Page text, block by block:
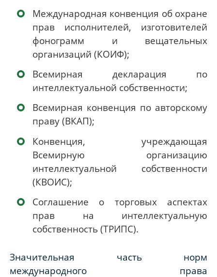
Международная конвенция об охране
прав исполнителей, изготовителей
фонограмм и вещательных
организаций (КОИФ);
Всемирная декларация по
интеллектуальной собственности;
Всемирная конвенция по авторскому
праву (ВКАП);
Конвенция, учреждающая
Всемирную организацию
интеллектуальной собственности
(КВОИС);
Соглашение о торговых аспектах
прав на интеллектуальную
собственность (ТРИПС).
Значительная часть норм
международного права